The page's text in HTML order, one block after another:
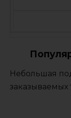
Небольшая
заказываемых